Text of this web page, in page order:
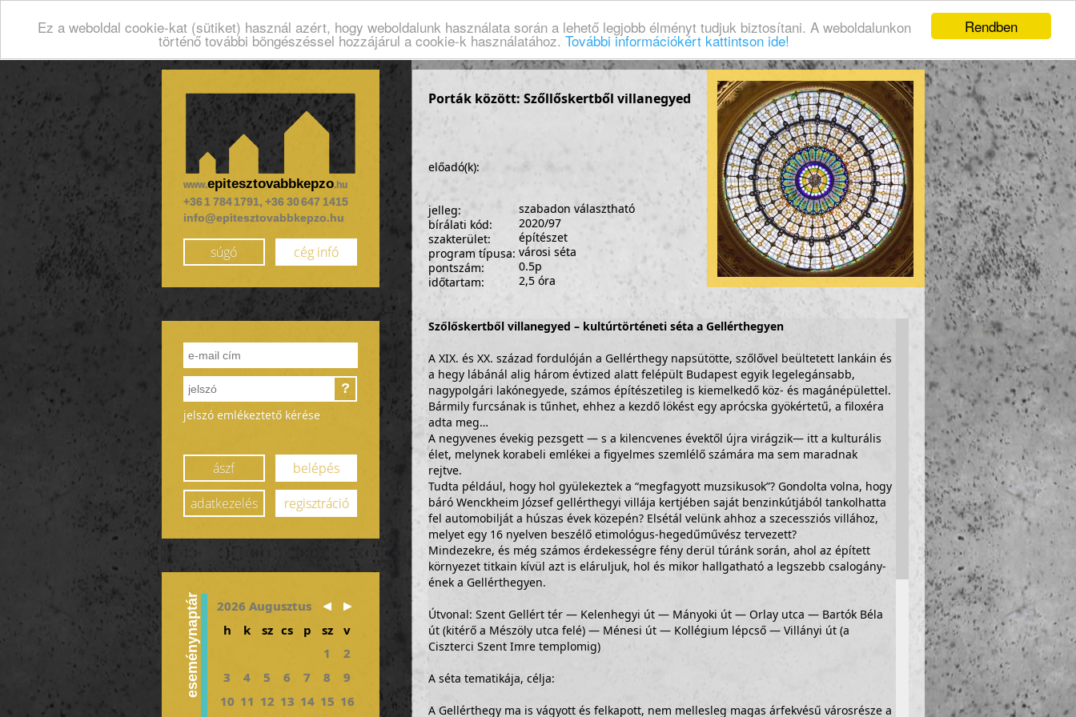
Rendben
Ez a weboldal cookie-kat (sütiket) használ azért, hogy weboldalunk használata során a lehető legjobb élményt tudjuk biztosítani. A weboldalunkon
történő további böngészéssel hozzájárul a cookie-k használatához. További információkért kattintson ide!
www.epitesztovabbkepzo.hu
+36 1 784 1791, +36 30 647 1415
info@epitesztovabbkepzo.hu
súgó cég infó
?
jelszó emlékeztető kérése
ászf
belépés
adatkezelés
regisztráció
eseménynaptár
2026 Augusztus
h
k sz cs p sz
v
1
2
3
4 5 6 7 8
9
10 11 12 13 14 15 16
Porták között: Szőllőskertből villanegyed
előadó(k):
jelleg:
szabadon választható
bírálati kód:
2020/97
szakterület:
építészet
program típusa: városi séta
pontszám:
0.5p
időtartam:
2,5 óra
Szőlőskertből villanegyed – kultúrtörténeti séta a Gellérthegyen
A XIX. és XX. század fordulóján a Gellérthegy napsütötte, szőlővel beültetett lankáin és
a hegy lábánál alig három évtized alatt felépült Budapest egyik legelegánsabb,
nagypolgári lakónegyede, számos építészetileg is kiemelkedő köz- és magánépülettel.
Bármily furcsának is tűnhet, ehhez a kezdő lökést egy aprócska gyökértetű, a filoxéra
adta meg…
A negyvenes évekig pezsgett — s a kilencvenes évektől újra virágzik— itt a kulturális
élet, melynek korabeli emlékei a figyelmes szemlélő számára ma sem maradnak
rejtve.
Tudta például, hogy hol gyülekeztek a “megfagyott muzsikusok”? Gondolta volna, hogy
báró Wenckheim József gellérthegyi villája kertjében saját benzinkútjából tankolhatta
fel automobilját a húszas évek közepén? Elsétál velünk ahhoz a szecessziós villához,
melyet egy 16 nyelven beszélő etimológus-hegedűművész tervezett?
Mindezekre, és még számos érdekességre fény derül túránk során, ahol az épített
környezet titkain kívül azt is eláruljuk, hol és mikor hallgatható a legszebb csalogány-
ének a Gellérthegyen.
Útvonal: Szent Gellért tér — Kelenhegyi út — Mányoki út — Orlay utca — Bartók Béla
út (kitérő a Mészöly utca felé) — Ménesi út — Kollégium lépcső — Villányi út (a
Ciszterci Szent Imre templomig)
A séta tematikája, célja:
A Gellérthegy ma is vágyott és felkapott, nem mellesleg magas árfekvésű városrésze a